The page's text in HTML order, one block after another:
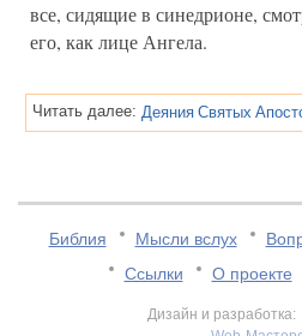
все, сидящие в синедрионе,
его, как лице Ангела.
Читать далее:
Библия Мысли вслух
Ссылки
О проекте
Дизайн и